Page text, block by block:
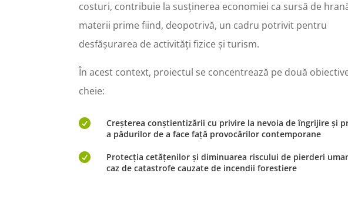
costuri, contribuie la susținerea economiei ca sursă de
materii prime fiind, deopotrivă, un cadru potrivit pentru
desfășurarea de activități fizice și turism.
În acest context, proiectul se concentrează pe două
cheie:

Creșterea conștientizării cu privire la nevoia de îngrijire și
a pădurilor de a face față provocărilor contemporane

Protecția cetățenilor și diminuarea riscului de pierderi
caz de catastrofe cauzate de incendii forestiere